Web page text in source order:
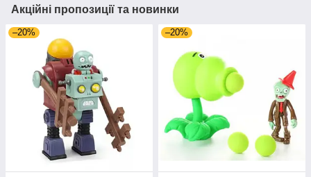
Акційні пропозиції та новинки
–20% –20%